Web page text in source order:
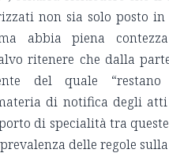
non sia solo posto
abbia piena
ritenere che dalla
del quale
di notifica degli
di specialità tra
delle regole